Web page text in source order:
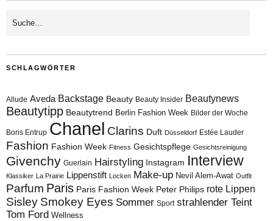
SCHLAGWÖRTER
Allude Aveda Backstage Beauty Beauty Insider Beautynews
Beautytipp Beautytrend Berlin Fashion Week Bilder der Woche
Boris Entrup Chanel Clarins Duft Düsseldorf Estée Lauder
Fashion Fashion Week Fitness Gesichtspflege Gesichtsreinigung
Givenchy Guerlain Hairstyling Instagram Interview
Klassiker La Prairie Lippenstift Locken Make-up Nevil Alem-Awat Outfit
Parfum Paris Paris Fashion Week Peter Philips rote Lippen
Sisley Smokey Eyes Sommer Sport strahlender Teint
Tom Ford Wellness